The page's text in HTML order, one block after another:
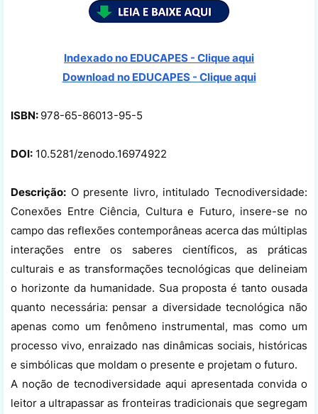
Indexado no EDUCAPES - Clique aqui
Download no EDUCAPES - Clique aqui
ISBN: 978-65-86013-95-5
DOI: 10.5281/zenodo.16974922
Descrição: O presente livro, intitulado Tecnodiversidade:
Conexões Entre Ciência, Cultura e Futuro, insere-se no
campo das reflexões contemporâneas acerca das múltiplas
interações entre os saberes científicos, as práticas
culturais e as transformações tecnológicas que delineiam
o horizonte da humanidade. Sua proposta é tanto ousada
quanto necessária: pensar a diversidade tecnológica não
apenas como um fenômeno instrumental, mas como um
processo vivo, enraizado nas dinâmicas sociais, históricas
e simbólicas que moldam o presente e projetam o futuro.
A noção de tecnodiversidade aqui apresentada convida o
leitor a ultrapassar as fronteiras tradicionais que segregam